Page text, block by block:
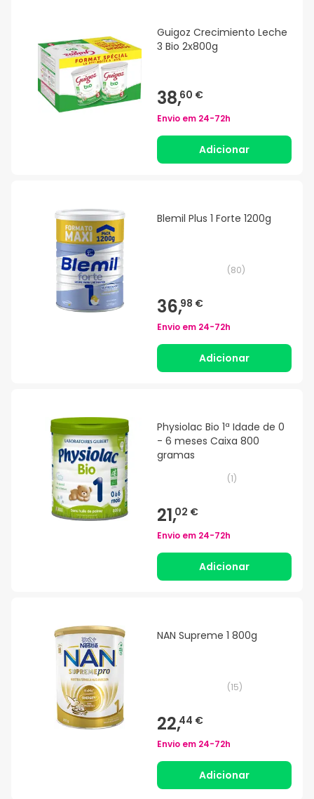
Guigoz Crecimiento Leche
3 Bio 2x800g
38,60 €
Envio em 24-72h
Adicionar
Blemil Plus 1 Forte 1200g
(80)
36,98 €
Envio em 24-72h
Adicionar
Physiolac Bio 1ª Idade de 0
- 6 meses Caixa 800
gramas
(1)
21,02 €
Envio em 24-72h
Adicionar
NAN Supreme 1 800g
(15)
22,44 €
Envio em 24-72h
Adicionar